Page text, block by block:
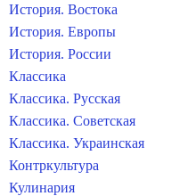
История. Востока
История. Европы
История. России
Классика
Классика. Русская
Классика. Советская
Классика. Украинская
Контркультура
Кулинария